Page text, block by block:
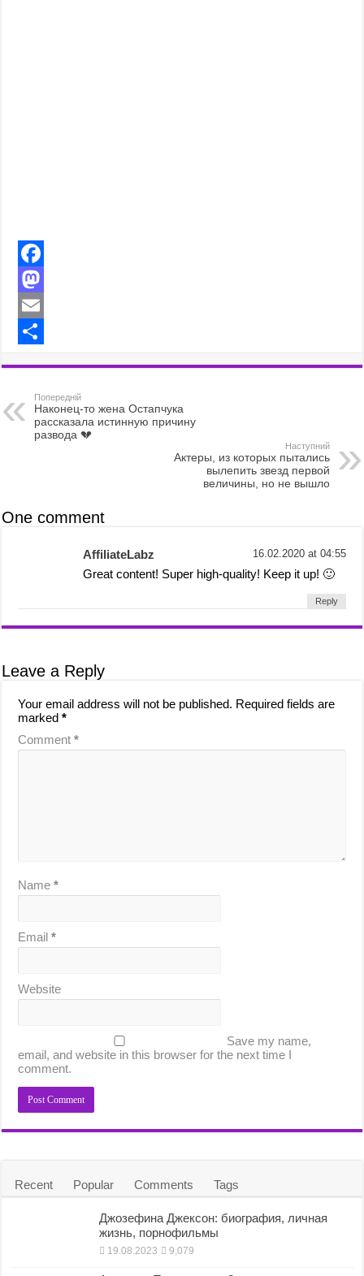
F
a
c
o
M
a
o
E
ia
Попередній
Наконец-то жена Остапчука
рассказала истинную причину
развода 💔
Наступний
Актеры, из которых пытались
вылепить звезд первой
величины, но не вышло
One comment
AffiliateLabz 16.02.2020 at 04:55
Great content! Super high-quality! Keep it up! 🙂
Reply
Leave a Reply
Your email address will not be published. Required fields are
marked*
Comment*
Name*
Email*
Website
Save my name,
email, and website in this browser for the next time I
comment.
Recent Popular Comments Tags
Джозефина Джексон: биография, личная
жизнь, порнофильмы
19.08.2023 9,079